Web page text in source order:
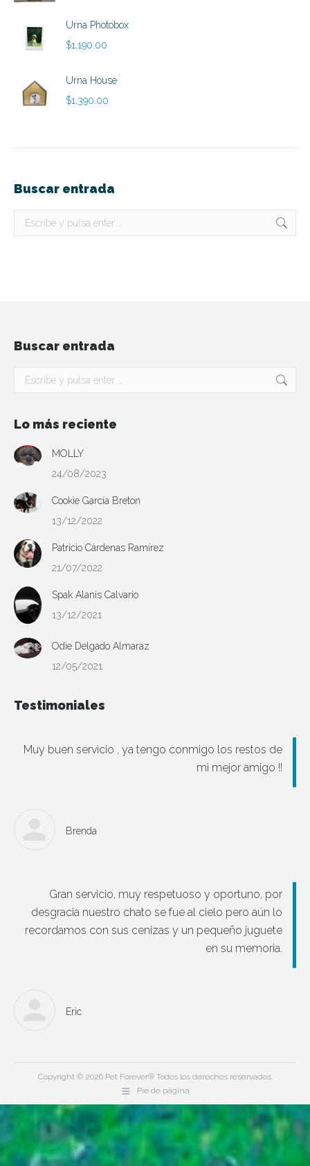
Urna Photobox
$1,190.00
Urna House
$1,390.00
Buscar entrada
Buscar:
Buscar entrada
Buscar:
Lo más reciente
MOLLY
24/08/2023
Cookie García Breton
13/12/2022
Patricio Cárdenas Ramírez
21/07/2022
Spak Alanis Calvario
13/12/2021
Odie Delgado Almaraz
12/05/2021
Testimoniales
Muy buen servicio , ya tengo conmigo los restos de
mi mejor amigo !!
Brenda
Gran servicio, muy respetuoso y oportuno, por
desgracia nuestro chato se fue al cielo pero aún lo
recordamos con sus cenizas y un pequeño juguete
en su memoria.
Eric
Copyright © 2026 Pet Forever® Todos los derechos reservados.
Pie de página